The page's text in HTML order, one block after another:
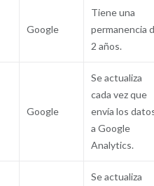
Google
Tiene una
permanencia
2 años.
Google
Se actualiza
cada vez que
envía los
a Google
Analytics.
Se actualiza